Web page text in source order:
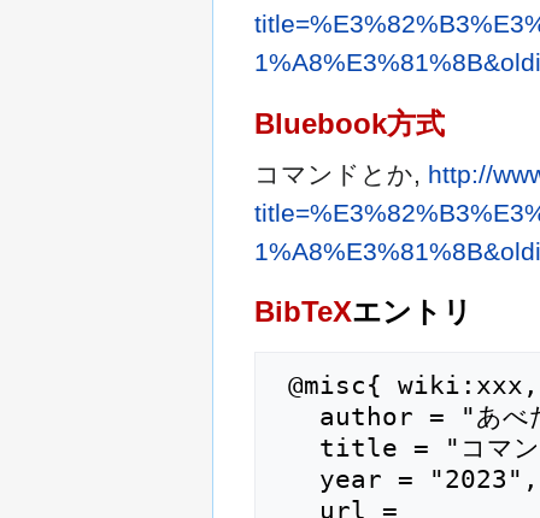
Bluebook方式
コマンドとか, http://
BibTeXエントリ